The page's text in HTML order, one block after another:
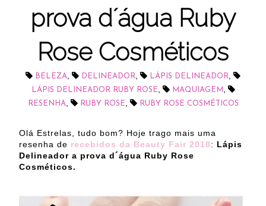
prova d´água Ruby
Rose Cosméticos
BELEZA, DELINEADOR, LÁPIS DELINEADOR,
LÁPIS DELINEADOR RUBY ROSE, MAQUIAGEM ,
RESENHA, RUBY ROSE, RUBY ROSE COSMÉTICOS
Olá Estrelas, tudo bom? Hoje trago mais uma
resenha de recebidos da Beauty Fair 2018: Lápis
Delineador a prova d´água Ruby Rose
Cosméticos.